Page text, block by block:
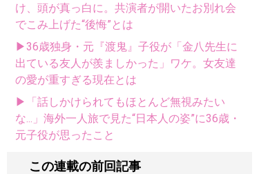
け、頭が真っ白に。共演者が開いたお別れ会
でこみ上げた“後悔”とは
▶36歳独身・元『渡鬼』子役が「金八先生に
出ている友人が羨ましかった」ワケ。女友達
の愛が重すぎる現在とは
▶「話しかけられてもほとんど無視みたい
な...」海外一人旅で見た“日本人の姿”に36歳・
元子役が思ったこと
この連載の前回記事